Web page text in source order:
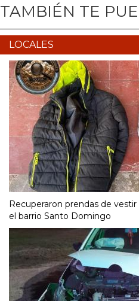
TAMBIÉN TE
LOCALES
Recuperaron prendas de
el barrio Santo Domingo